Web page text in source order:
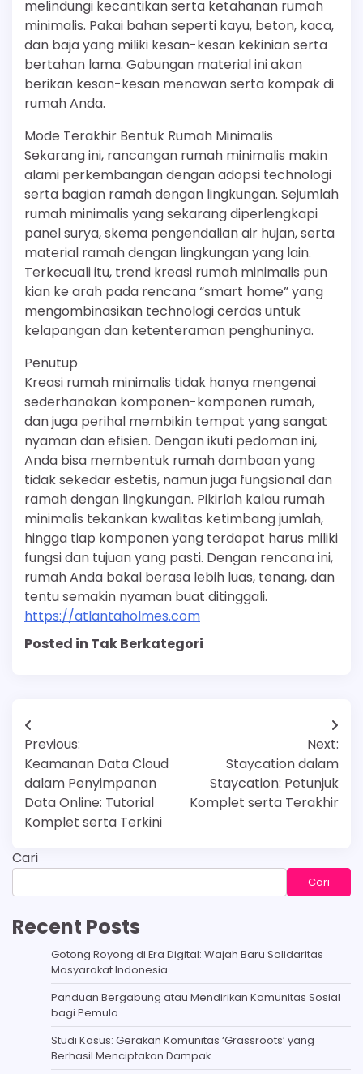
melindungi kecantikan serta ketahanan rumah
minimalis. Pakai bahan seperti kayu, beton, kaca,
dan baja yang miliki kesan-kesan kekinian serta
bertahan lama. Gabungan material ini akan
berikan kesan-kesan menawan serta kompak di
rumah Anda.
Mode Terakhir Bentuk Rumah Minimalis
Sekarang ini, rancangan rumah minimalis makin
alami perkembangan dengan adopsi technologi
serta bagian ramah dengan lingkungan. Sejumlah
rumah minimalis yang sekarang diperlengkapi
panel surya, skema pengendalian air hujan, serta
material ramah dengan lingkungan yang lain.
Terkecuali itu, trend kreasi rumah minimalis pun
kian ke arah pada rencana “smart home” yang
mengombinasikan technologi cerdas untuk
kelapangan dan ketenteraman penghuninya.
Penutup
Kreasi rumah minimalis tidak hanya mengenai
sederhanakan komponen-komponen rumah,
dan juga perihal membikin tempat yang sangat
nyaman dan efisien. Dengan ikuti pedoman ini,
Anda bisa membentuk rumah dambaan yang
tidak sekedar estetis, namun juga fungsional dan
ramah dengan lingkungan. Pikirlah kalau rumah
minimalis tekankan kwalitas ketimbang jumlah,
hingga tiap komponen yang terdapat harus miliki
fungsi dan tujuan yang pasti. Dengan rencana ini,
rumah Anda bakal berasa lebih luas, tenang, dan
tentu semakin nyaman buat ditinggali.
https://atlantaholmes.com
Posted in Tak Berkategori
Navigasi
pos
Previous:
Keamanan Data Cloud
dalam Penyimpanan
Data Online: Tutorial
Komplet serta Terkini
Next:
Staycation dalam
Staycation: Petunjuk
Komplet serta Terakhir
Cari
Cari
Recent Posts
Gotong Royong di Era Digital: Wajah Baru Solidaritas
Masyarakat Indonesia
Panduan Bergabung atau Mendirikan Komunitas Sosial
bagi Pemula
Studi Kasus: Gerakan Komunitas ‘Grassroots’ yang
Berhasil Menciptakan Dampak